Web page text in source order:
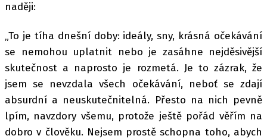
naději:
„To je tíha dnešní doby: ideály, sny, krásná očekávání
se nemohou uplatnit nebo je zasáhne nejděsivější
skutečnost a naprosto je rozmetá. Je to zázrak, že
jsem se nevzdala všech očekávání, neboť se zdají
absurdní a neuskutečnitelná. Přesto na nich pevně
lpím, navzdory všemu, protože ještě pořád věřím na
dobro v člověku. Nejsem prostě schopna toho, abych